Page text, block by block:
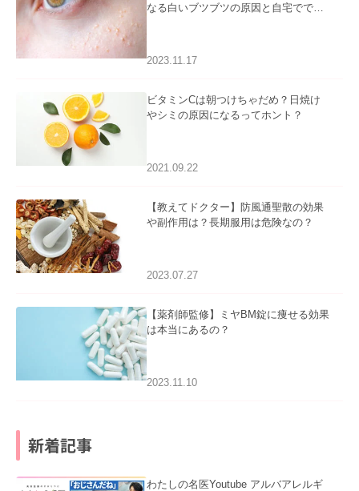
なる白いブツブツの原因と自宅ででき
2023.11.17
ビタミンCは朝つけちゃだめ？日焼け
やシミの原因になるってホント？
2021.09.22
【教えてドクター】防風通聖散の効果
や副作用は？長期服用は危険なの？
2023.07.27
【薬剤師監修】ミヤBM錠に痩せる効果
は本当にあるの？
2023.11.10
新着記事
わたしの名医Youtube アルバアレルギ